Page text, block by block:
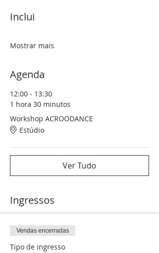
Inclui
Mostrar mais
Agenda
12:00 - 13:30
1 hora 30 minutos
Workshop ACROODANCE
Estúdio
Ver Tudo
Ingressos
Vendas encerradas
Tipo de ingresso